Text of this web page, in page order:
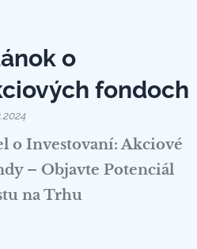
o
fondoch
o Investovaní: Akciové
– Objavte Potenciál
na Trhu